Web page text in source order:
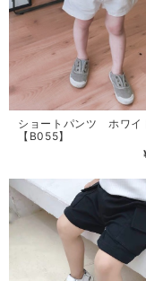
ショートパンツ ホワイ
【B055】